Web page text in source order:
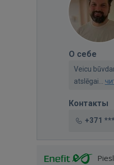
О себе
Veicu
atslēgai...
Контакты
+371